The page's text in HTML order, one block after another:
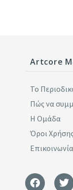
Artcore
Το
Πώς να
Η Ομάδα
Όροι Χρήσης
Επικοινωνία